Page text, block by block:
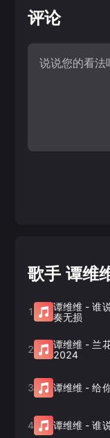
评论
歌手 谭维
1 谭维维 -谁
奏无损
2 谭维维 - 兰
2024
3 谭维维 -给
4 谭维维 -谁